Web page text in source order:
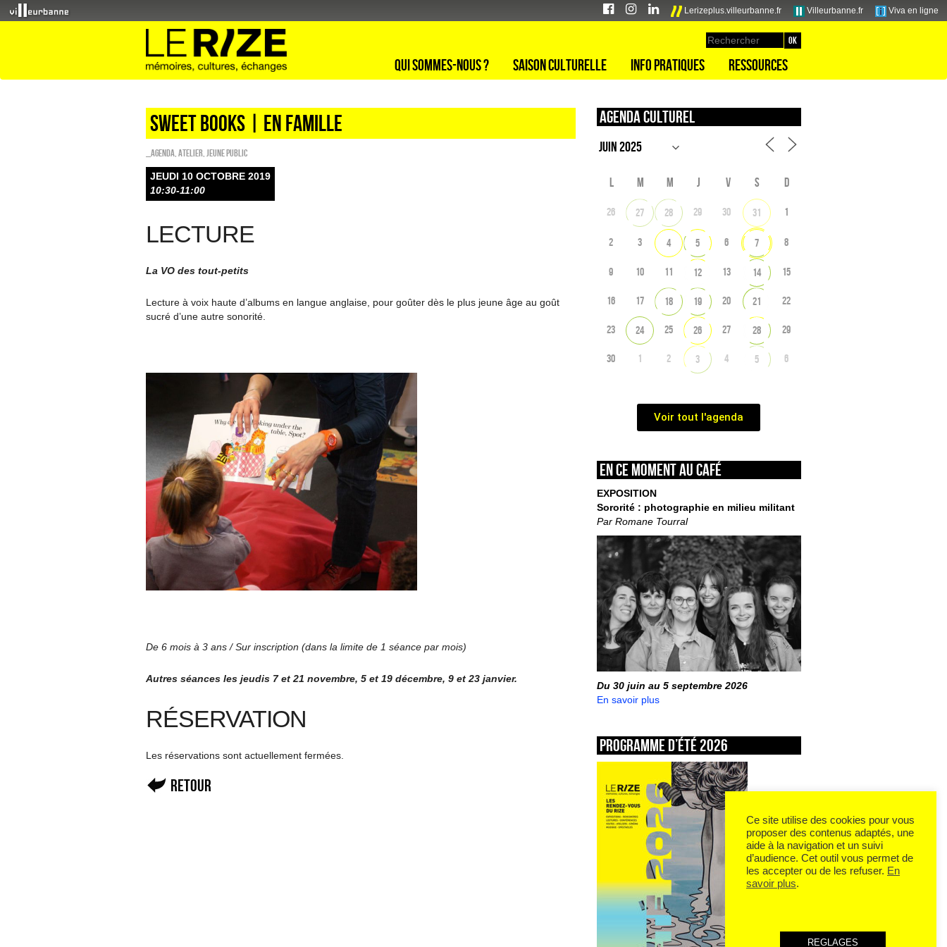
Lerizeplus.villeurbanne.fr Villeurbanne.fr Viva en ligne
Qui sommes-nous ? Saison culturelle Info pratiques Ressources
Sweet Books | en famille
_Agenda Atelier Jeune public
JEUDI 10 OCTOBRE 2019
10:30-11:00
LECTURE
La VO des tout-petits
Lecture à voix haute d’albums en langue anglaise, pour goûter dès le plus jeune âge au goût
sucré d’une autre sonorité.
De 6 mois à 3 ans / Sur inscription (dans la limite de 1 séance par mois)
Autres séances les jeudis 7 et 21 novembre, 5 et 19 décembre, 9 et 23 janvier.
RÉSERVATION
Les réservations sont actuellement fermées.
Retour
Agenda culturel
L M M J V S D
26 27 28 29 30 31 1
2 3 4 5 6 7 8
9 10 11 12 13 14 15
16 17 18 19 20 21 22
23 24 25 26 27 28 29
30 1 2 3 4 5 6
Voir tout l'agenda
En ce moment au café
EXPOSITION
Sororité : photographie en milieu militant
Par Romane Tourral
Du 30 juin au 5 septembre 2026
En savoir plus
Programme d’été 2026
Ce site utilise des cookies pour vous
proposer des contenus adaptés, une
aide à la navigation et un suivi
d’audience. Cet outil vous permet de
les accepter ou de les refuser. En
savoir plus.
REGLAGES